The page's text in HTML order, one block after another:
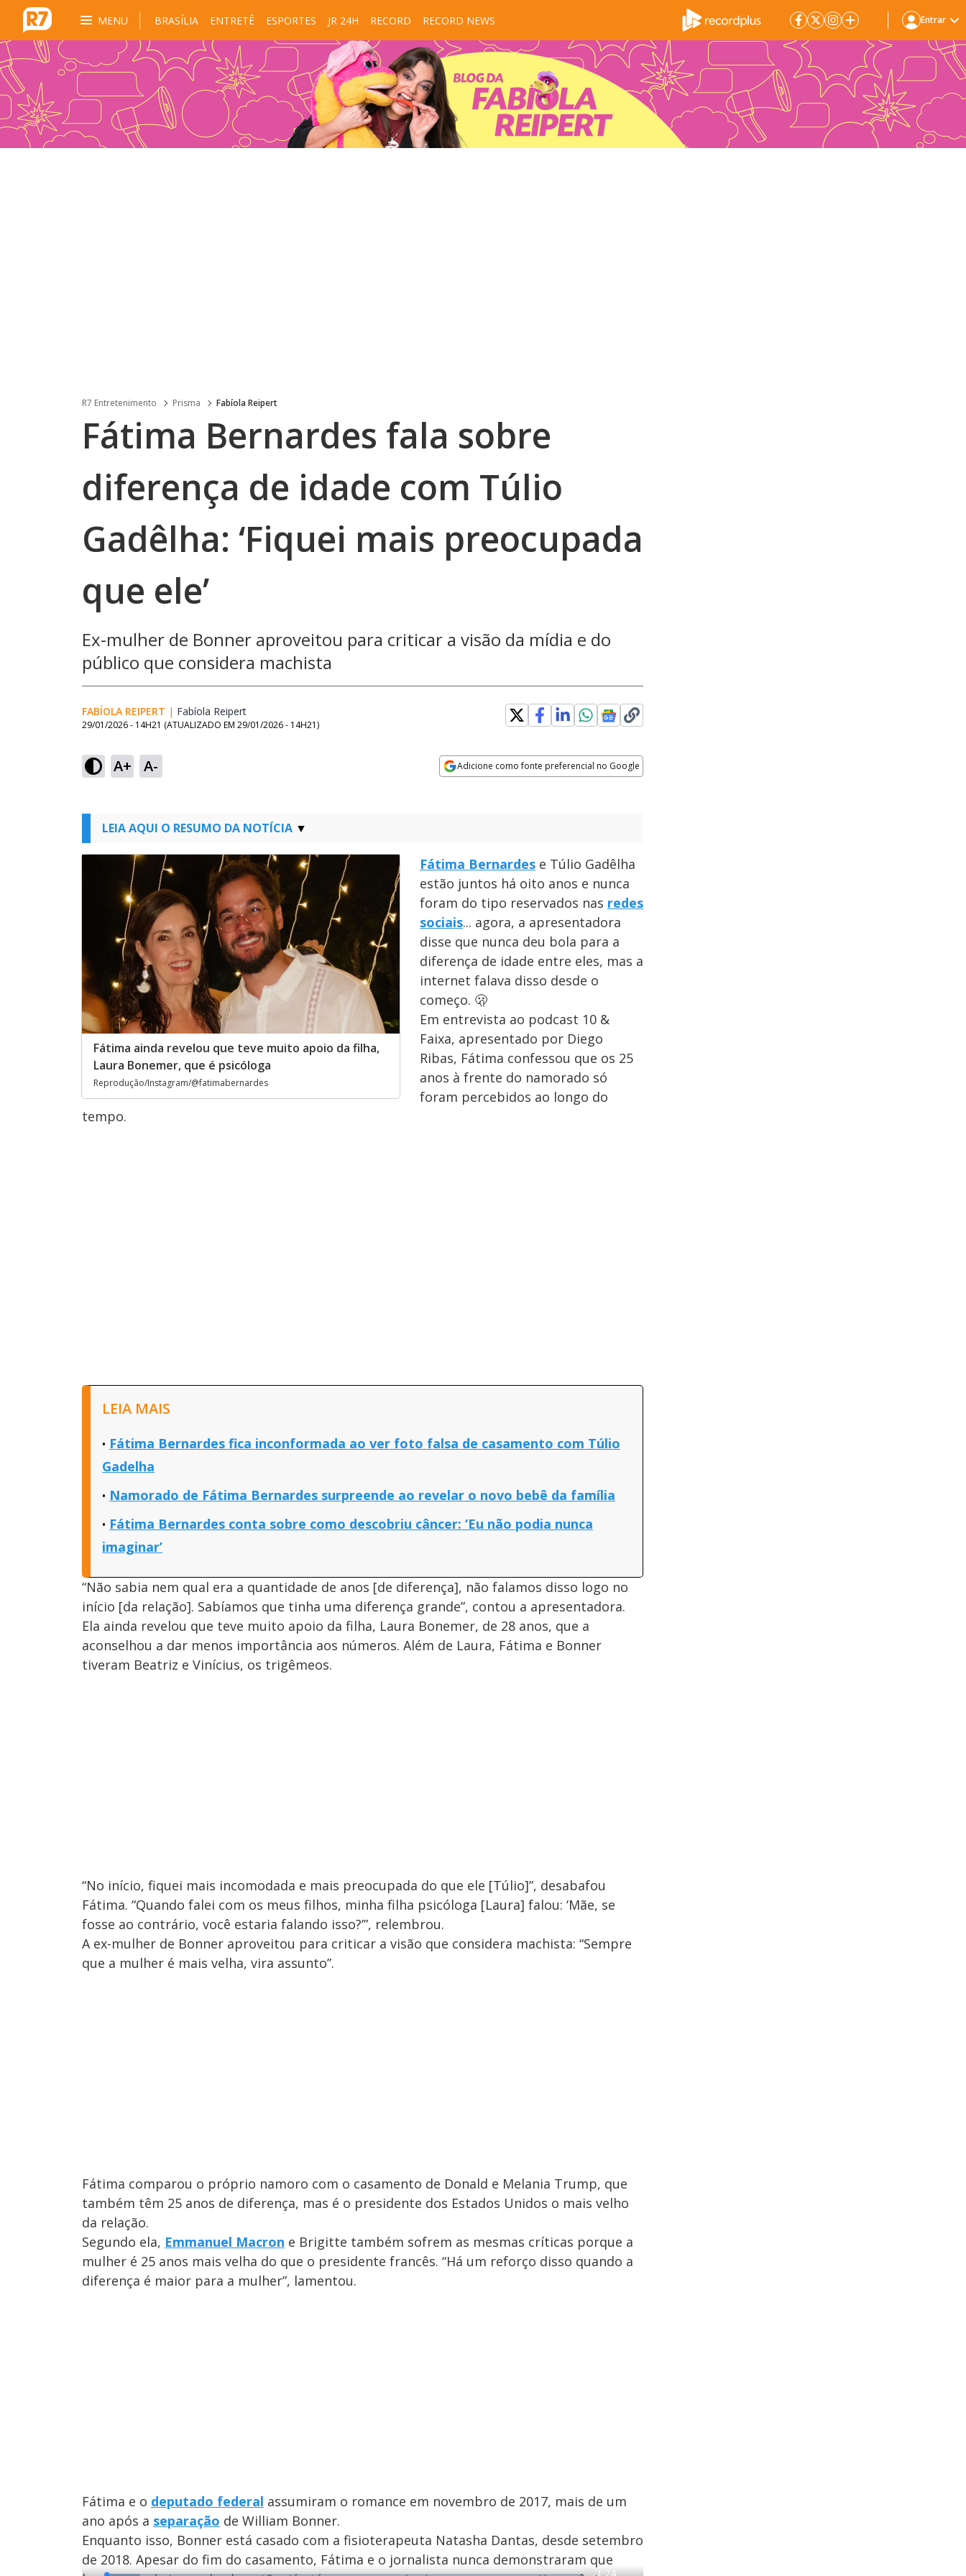
MENU BRASÍLIA ENTRETÊ ESPORTES JR 24H RECORD RECORD NEWS Entrar
R7 Entretenimento Prisma Fabíola Reipert
Fátima Bernardes fala sobre
diferença de idade com Túlio
Gadêlha: ‘Fiquei mais preocupada
que ele’
Ex-mulher de Bonner aproveitou para criticar a visão da mídia e do
público que considera machista
FABÍOLA REIPERT | Fabíola Reipert
29/01/2026 - 14H21 (ATUALIZADO EM 29/01/2026 - 14H21)
A+ A- Adicione como fonte preferencial no Google
LEIA AQUI O RESUMO DA NOTÍCIA
Fátima ainda revelou que teve muito apoio da filha,
Laura Bonemer, que é psicóloga
Reprodução/Instagram/@fatimabernardes
Fátima Bernardes e Túlio Gadêlha
estão juntos há oito anos e nunca
foram do tipo reservados nas redes
sociais... agora, a apresentadora
disse que nunca deu bola para a
diferença de idade entre eles, mas a
internet falava disso desde o
começo. 🫢
Em entrevista ao podcast 10 &
Faixa, apresentado por Diego
Ribas, Fátima confessou que os 25
anos à frente do namorado só
foram percebidos ao longo do
tempo.
LEIA MAIS
Fátima Bernardes fica inconformada ao ver foto falsa de casamento com Túlio
Gadelha
Namorado de Fátima Bernardes surpreende ao revelar o novo bebê da família
Fátima Bernardes conta sobre como descobriu câncer: ‘Eu não podia nunca
imaginar’
“Não sabia nem qual era a quantidade de anos [de diferença], não falamos disso logo no
início [da relação]. Sabíamos que tinha uma diferença grande”, contou a apresentadora.
Ela ainda revelou que teve muito apoio da filha, Laura Bonemer, de 28 anos, que a
aconselhou a dar menos importância aos números. Além de Laura, Fátima e Bonner
tiveram Beatriz e Vinícius, os trigêmeos.
“No início, fiquei mais incomodada e mais preocupada do que ele [Túlio]”, desabafou
Fátima. “Quando falei com os meus filhos, minha filha psicóloga [Laura] falou: ‘Mãe, se
fosse ao contrário, você estaria falando isso?’”, relembrou.
A ex-mulher de Bonner aproveitou para criticar a visão que considera machista: “Sempre
que a mulher é mais velha, vira assunto”.
Fátima comparou o próprio namoro com o casamento de Donald e Melania Trump, que
também têm 25 anos de diferença, mas é o presidente dos Estados Unidos o mais velho
da relação.
Segundo ela, Emmanuel Macron e Brigitte também sofrem as mesmas críticas porque a
mulher é 25 anos mais velha do que o presidente francês. “Há um reforço disso quando a
diferença é maior para a mulher”, lamentou.
Fátima e o deputado federal assumiram o romance em novembro de 2017, mais de um
ano após a separação de William Bonner.
Enquanto isso, Bonner está casado com a fisioterapeuta Natasha Dantas, desde setembro
de 2018. Apesar do fim do casamento, Fátima e o jornalista nunca demonstraram que